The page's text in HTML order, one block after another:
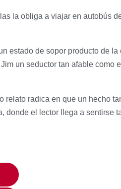
la obliga a viajar en autobús
estado de sopor producto de
un seductor tan afable como
relato radica en que un hecho
donde el lector llega a sentirse